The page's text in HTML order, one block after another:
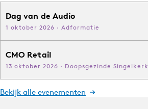
Dag van de Audio
1 oktober 2026 · Adformatie
CMO Retail
13 oktober 2026 · Doopsgezinde Singelkerk
Bekijk alle evenementen